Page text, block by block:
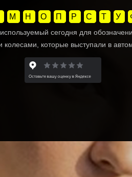
М Н О П Р С Т У
сегодня для
которые выступали в